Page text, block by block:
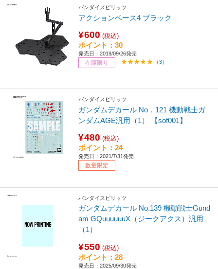
バンダイスピリッツ
アクションベース4 ブラック
¥600 (税込)
ポイント：30
発売日：2019/09/26発売
在庫限り （3）
バンダイスピリッツ
ガンダムデカール No．121 機動戦士ガ
ンダムAGE汎用（1） 【sof001】
¥480 (税込)
ポイント：24
発売日：2021/7/31発売
数量限定
バンダイスピリッツ
ガンダムデカール No.139 機動戦士Gund
am GQuuuuuuX（ジークアクス）汎用
（1）
¥550 (税込)
ポイント：28
発売日：2025/09/30発売